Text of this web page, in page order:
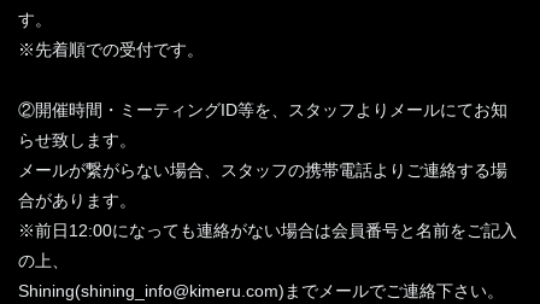
す。
※先着順での受付です。
②開催時間・ミーティングID等を、スタッフよりメールにてお知
らせ致します。
メールが繋がらない場合、スタッフの携帯電話よりご連絡する場
合があります。
※前日12:00になっても連絡がない場合は会員番号と名前をご記入
の上、
Shining(shining_info@kimeru.com)までメールでご連絡下さい。